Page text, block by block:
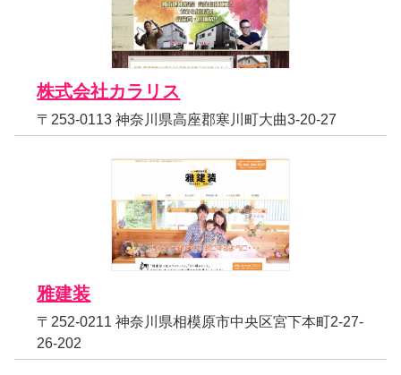
株式会社カラリス
〒253-0113 神奈川県高座郡寒川町大曲3-20-27
雅建装
〒252-0211 神奈川県相模原市中央区宮下本町2-27-
26-202